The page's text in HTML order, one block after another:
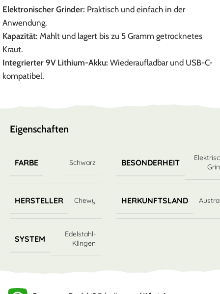
Elektronischer Grinder: Praktisch und einfach in der
Anwendung.
Kapazität: Mahlt und lagert bis zu 5 Gramm getrocknetes
Kraut.
Integrierter 9V Lithium-Akku: Wiederaufladbar und USB-C-
kompatibel.
Eigenschaften
FARBE Schwarz BESONDERHEIT
HERSTELLER Chewy HERKUNFTSLAND
SYSTEM
Edelstahl-
Klingen